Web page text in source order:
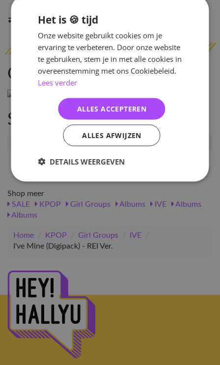
Indien op voorraadbinnen 2 werkdagen
Omschrijving
Specificaties
Artikelnummer
EAN nummer
1000001239040
Shop meer
SALE
KPOP Girl Groups Albums IVE
Albums
Albums
Home / KPOP / Girl Groups / IVE
/
I've Mine (Digipack) - REI Ver.
Het is 🍪 tijd
Onze website gebruikt cookies om je
ervaring te verbeteren. Door onze website
te gebruiken, stem je in met alle cookies in
overeenstemming met ons Cookiebeleid.
Lees verder
ALLES ACCEPTEREN
ALLES AFWIJZEN
DETAILS WEERGEVEN